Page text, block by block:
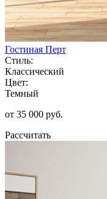
Гостиная Перт
Стиль:
Классический
Цвет:
Темный
от 35 000 руб.
Рассчитать